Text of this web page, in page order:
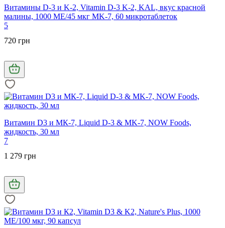
Витамины D-3 и K-2, Vitamin D-3 K-2, KAL, вкус красной
малины, 1000 МЕ/45 мкг MK-7, 60 микротаблеток
5
720 грн
Витамин D3 и МК-7, Liquid D-3 & MK-7, NOW Foods,
жидкость, 30 мл
7
1 279 грн